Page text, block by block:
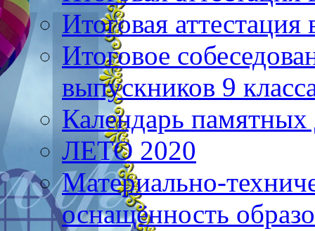
Итоговая
Итоговое
выпускников 9
Календарь
ЛЕТО 2020
Материально-
оснащённость